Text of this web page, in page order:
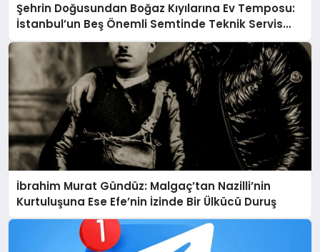
Şehrin Doğusundan Boğaz Kıyılarına Ev Temposu:
İstanbul’un Beş Önemli Semtinde Teknik Servis
Deneyimi
İbrahim Murat Gündüz: Malgaç’tan Nazilli’nin
Kurtuluşuna Ese Efe’nin İzinde Bir Ülkücü Duruş